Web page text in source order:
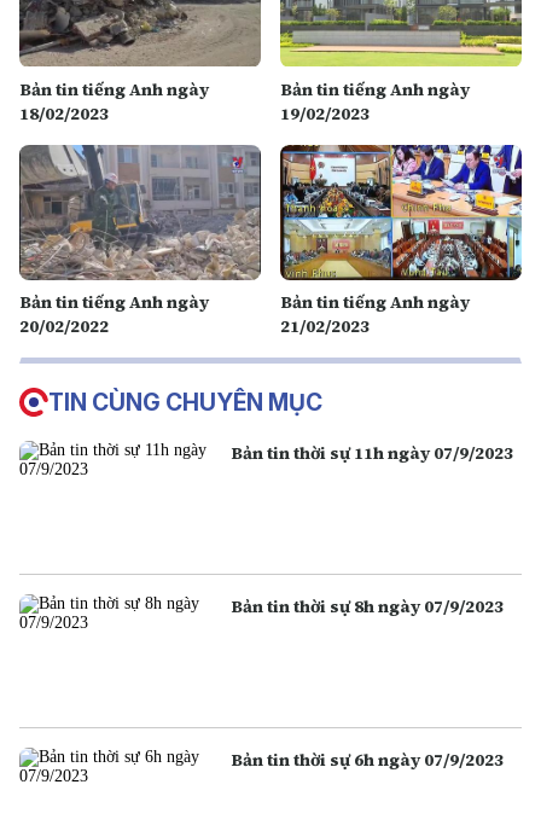
Bản tin tiếng Anh ngày
18/02/2023
Bản tin tiếng Anh ngày
19/02/2023
Bản tin tiếng Anh ngày
20/02/2022
Bản tin tiếng Anh ngày
21/02/2023
TIN CÙNG CHUYÊN MỤC
Bản tin thời sự 11h ngày 07/9/2023
Bản tin thời sự 8h ngày 07/9/2023
Bản tin thời sự 6h ngày 07/9/2023